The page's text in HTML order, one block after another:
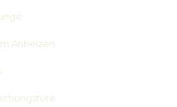
Anheizen